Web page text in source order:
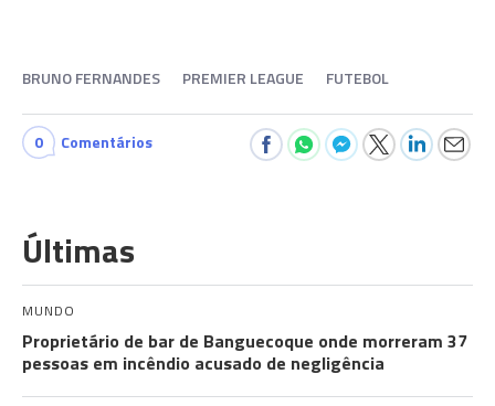
BRUNO FERNANDES PREMIER LEAGUE FUTEBOL
0 Comentários
Últimas
MUNDO
Proprietário de bar de Banguecoque onde morreram 37
pessoas em incêndio acusado de negligência